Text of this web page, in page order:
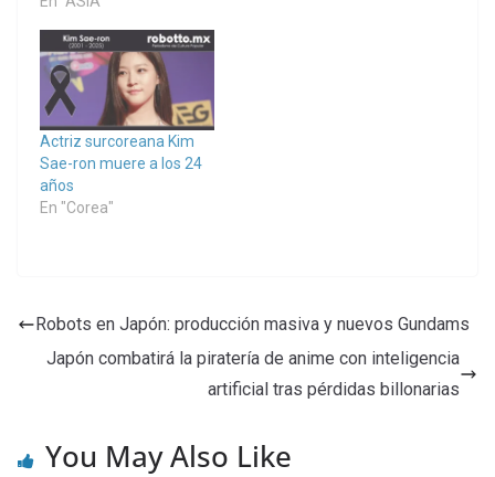
Actriz surcoreana Kim
Sae-ron muere a los 24
años
En "Corea"
Robots en Japón: producción masiva y nuevos Gundams
Japón combatirá la piratería de anime con inteligencia
artificial tras pérdidas billonarias
You May Also Like